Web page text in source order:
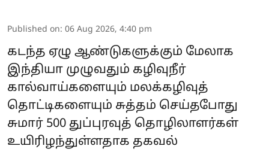
Published on: 06 Aug 2026, 4:40 pm
கடந்த ஏழு ஆண்டுகளுக்கும் மேலாக
இந்தியா முழுவதும் கழிவுநீர்
கால்வாய்களையும் மலக்கழிவுத்
தொட்டிகளையும் சுத்தம் செய்தபோது
சுமார் 500 துப்புரவுத் தொழிலாளர்கள்
உயிரிழந்துள்ளதாக தகவல்